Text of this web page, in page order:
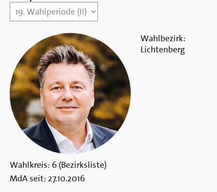
Wahlbezirk:
Lichtenberg
Wahlkreis: 6 (Bezirksliste)
MdA seit: 27.10.2016